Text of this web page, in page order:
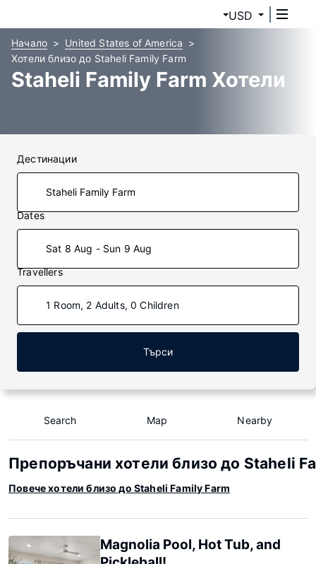
USD
Начало
United States of America
Хотели близо до Staheli Family Farm
Staheli Family Farm Хотели
Дестинации
Dates
Sat 8 Aug - Sun 9 Aug
Travellers
1 Room, 2 Adults, 0 Children
Търси
Search Map Nearby
Препоръчани хотели близо до Staheli
Повече хотели близо до Staheli Family Farm
Magnolia Pool, Hot Tub, and